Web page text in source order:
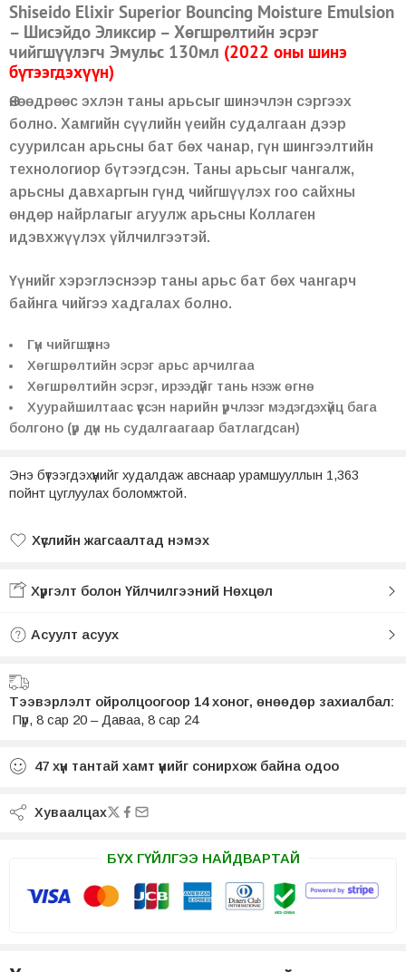
Shiseido Elixir Superior Bouncing Moisture Emulsion
– Шисэйдо Эликсир – Хөгшрөлтийн эсрэг
чийгшүүлэгч Эмульс 130мл (2022 оны шинэ
бүтээгдэхүүн)
Өнөөдрөөс эхлэн таны арьсыг шинэчлэн сэргээх
болно. Хамгийн сүүлийн үеийн судалгаан дээр
суурилсан арьсны бат бөх чанар, гүн шингээлтийн
технологиор бүтээгдсэн. Таны арьсыг чангалж,
арьсны давхаргын гүнд чийгшүүлэх гоо сайхны
өндөр найрлагыг агуулж арьсны Коллаген
идэвхжүүлэх үйлчилгээтэй.
Үүнийг хэрэглэснээр таны арьс бат бөх чангарч
байнга чийгээ хадгалах болно.
Гүн чийгшүүлнэ
Хөгшрөлтийн эсрэг арьс арчилгаа
Хөгшрөлтийн эсрэг, ирээдүйг тань нээж өгнө
Хуурайшилтаас үүссэн нарийн үрчлээг мэдэгдэхүйц бага
болгоно (үр дүн нь судалгаагаар батлагдсан)
Энэ бүтээгдэхүүнийг худалдаж авснаар урамшууллын 1,363
пойнт цуглуулах боломжтой.
Хүслийн жагсаалтад нэмэх
Хүргэлт болон Үйлчилгээний Нөхцөл
Асуулт асуух
Тээвэрлэлт ойролцоогоор 14 хоног, өнөөдөр захиалбал:
Пүр, 8 сар 20 – Даваа, 8 сар 24
47 хүн тантай хамт үүнийг сонирхож байна одоо
Хуваалцах
БҮХ ГҮЙЛГЭЭ НАЙДВАРТАЙ